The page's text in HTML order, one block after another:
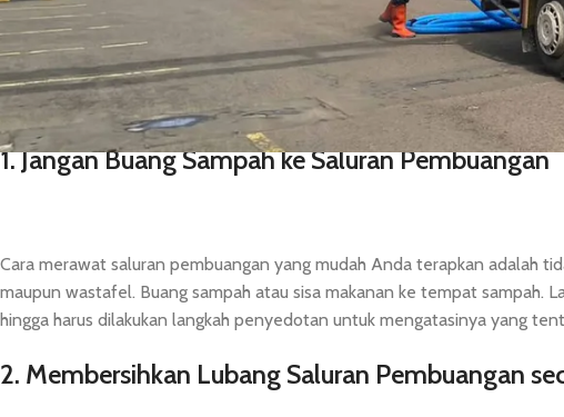
kapas, tisu, helaian rambut, sisa makanan, lemak bekas masak, dan lain
Di bawah ini ada beberapa cara untuk merawat saluran pembuangan
tidak tersumbat, antara lain adalah :
1. Jangan Buang Sampah ke Saluran Pembuangan
Cara merawat saluran pembuangan yang mudah Anda terapkan adalah
maupun wastafel. Buang sampah atau sisa makanan ke tempat sampah.
hingga harus dilakukan langkah penyedotan untuk mengatasinya yang
2. Membersihkan Lubang Saluran Pembuangan